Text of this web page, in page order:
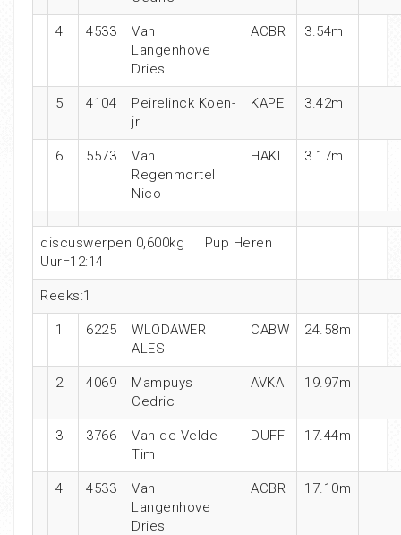
4 4533
Van
Langenhove
Dries
ACBR 3.54m
5 4104
Peirelinck Koen-
jr
KAPE 3.42m
6 5573
Van
Regenmortel
Nico
HAKI 3.17m
discuswerpen 0,600kg Pup Heren
Uur=12:14
Reeks:1
1 6225
WLODAWER
ALES
CABW 24.58m
2 4069
Mampuys
Cedric
AVKA 19.97m
3 3766
Van de Velde
Tim
DUFF 17.44m
4 4533
Van
Langenhove
Dries
ACBR 17.10m